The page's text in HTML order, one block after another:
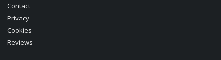
Contact
Privacy
Cookies
Reviews